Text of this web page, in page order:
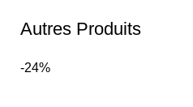
Autres Produits
-24%